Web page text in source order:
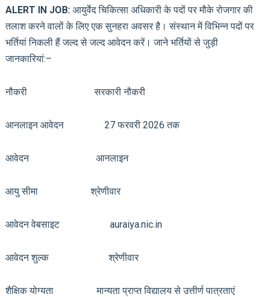
ALERT IN JOB: आयुर्वेद चिकित्सा अधिकारी के पदों पर मौके रोजगार की
तलाश करने वालों के लिए एक सुनहरा अवसर है। संस्थान में विभिन्न पदों पर
भर्तियां निकली हैं जल्द से जल्द आवेदन करें। जाने भर्तियों से जुड़ी
जानकारियां:–
नौकरी सरकारी नौकरी
आनलाइन आवेदन 27 फरवरी 2026 तक
आवेदन आनलाइन
आयु सीमा श्रेणीवार
आवेदन वेबसाइट auraiya.nic.in
आवेदन शुल्क श्रेणीवार
शैक्षिक योग्यता मान्यता प्राप्त विद्यालय से उत्तीर्ण पात्रताएं